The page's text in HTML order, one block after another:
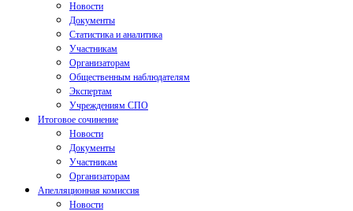
Новости
Документы
Статистика и аналитика
Участникам
Организаторам
Общественным наблюдателям
Экспертам
Учреждениям СПО
Итоговое сочинение
Новости
Документы
Участникам
Организаторам
Апелляционная комиссия
Новости